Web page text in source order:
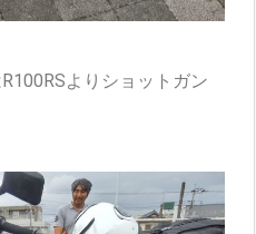
よりショットガン